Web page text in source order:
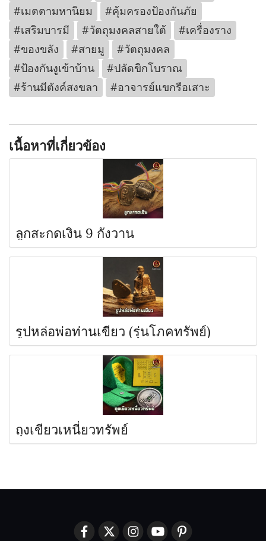
#เมตตามหานิยม
#คุ้มครองป้องกันภัย
#เสริมบารมี
#วัตถุมงคลสายใต้
#เครื่องราง
#ของขลัง
#สายมู
#วัตถุมงคล
#ป้องกันงูเข้าบ้าน
#ปลัดขิกโบราณ
#ร้านมีตังค์สงขลา
#อาจารย์แขกรือเสาะ
เนื้อหาที่เกี่ยวข้อง
ลูกสะกดเงิน 9 กังวาน
รูปหล่อพ่อท่านเขียว (รุ่นโภคทรัพย์)
ถุงเขียวเหนี่ยวทรัพย์